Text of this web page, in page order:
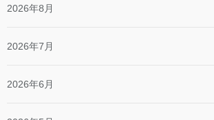
2026年8月
2026年7月
2026年6月